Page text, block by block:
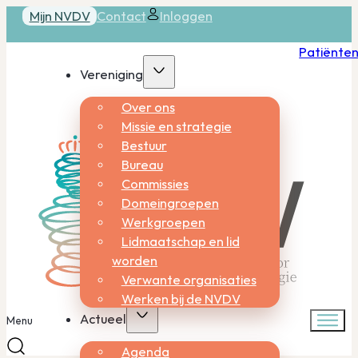
Mijn NVDV Contact Inloggen
Vereniging
Over ons
Missie en strategie
Bestuur
Bureau
Commissies
Domeingroepen
Werkgroepen
Lidmaatschap en lid
worden
Verwante organisaties
Werken bij de NVDV
Actueel
Agenda
Menu